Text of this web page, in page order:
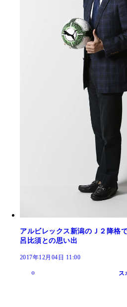
アルビレックス新潟のＪ２降格
呂比須との思い出
2017年12月04日 11:00
ス